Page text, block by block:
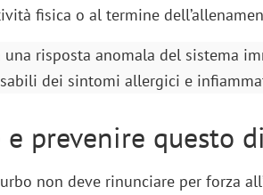
fisica o al termine
una risposta anomala del sistema
dei sintomi allergici e
prevenire questo
non deve rinunciare per forza